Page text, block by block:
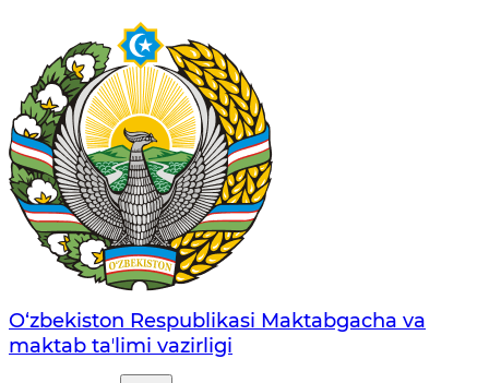
O‘zbekiston Respublikasi Maktabgacha va
maktab taʼlimi vazirligi